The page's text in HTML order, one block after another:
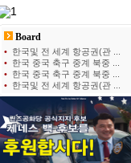
Board
• 한국및 전 세계 항공권(관 ...
• 한국 중국 축구 중계 북중 ...
• 한국 중국 축구 중계 북중 ...
• 한국및 전 세계 항공권(관 ...